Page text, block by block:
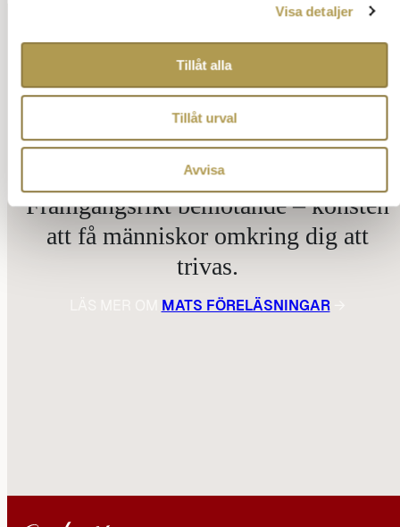
Visa detaljer
Tillåt alla
Tillåt urval
Avvisa
Framgångsrikt bemötande – konsten
att få människor omkring dig att
trivas.
MATS FÖRELÄSNINGAR→